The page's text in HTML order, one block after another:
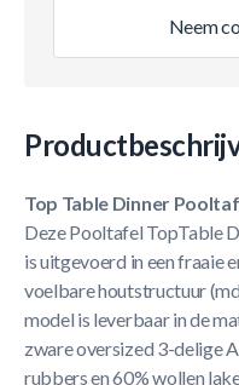
Neem
Top Table Dinner
Deze Pooltafel TopTable
is uitgevoerd in een fraaie
voelbare houtstructuur
model is leverbaar in de
zware oversized 3-delige
rubbers en 60% wollen